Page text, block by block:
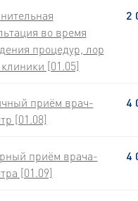
во время
процедур, лор
[01.05]
2
приём врач-
[01.08]
4
приём врача-
[01.09]
4